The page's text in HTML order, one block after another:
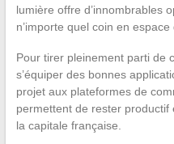
lumière offre d’innombrables
n’importe quel coin en espace
Pour tirer pleinement parti de
s’équiper des bonnes
projet aux plateformes de
permettent de rester productif
la capitale française.